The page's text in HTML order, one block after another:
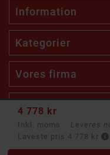
4 778 kr
Inkl. moms
Leveres
Laveste pris 4 778 kr
Information
Kategorier
Vores firma
Extra
Din konto